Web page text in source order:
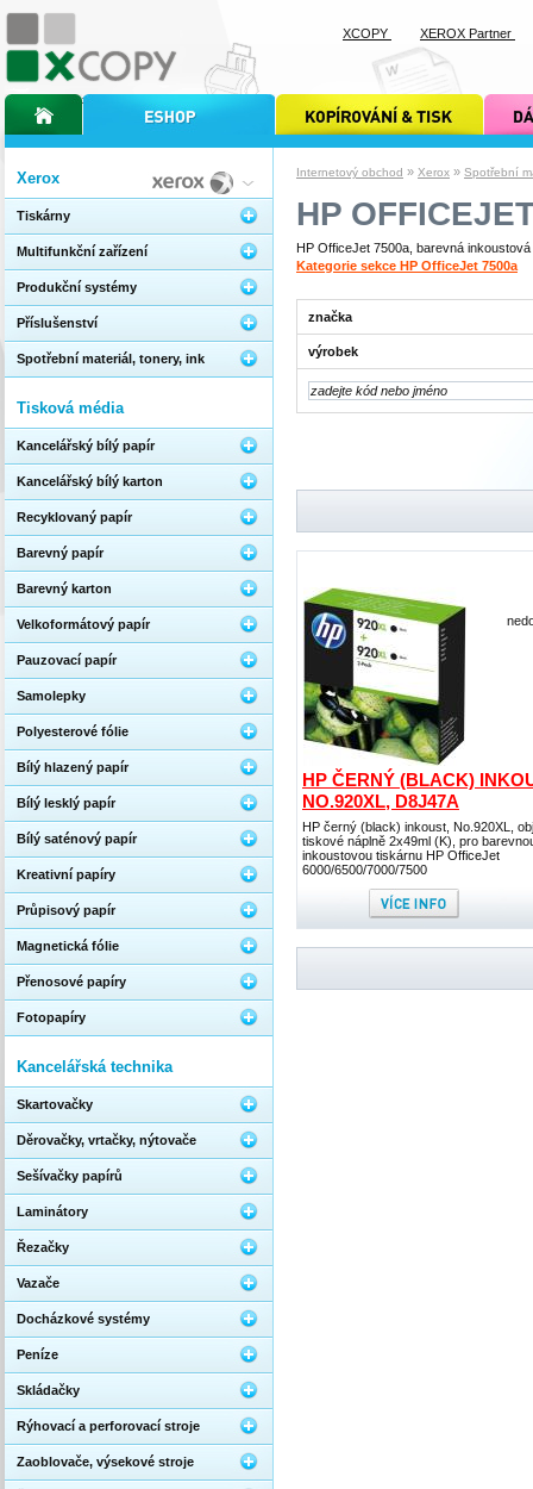
Internetový obchod » Xerox » Spotřební
HP
HP OfficeJet 7500a, barevná
Kategorie sekce HP OfficeJet 7500a
značka
výrobek
HP ČERNÝ (BLACK)
NO.920XL, D8J47A
HP černý (black) inkoust, No.920XL,
tiskové náplně 2x49ml (K), pro
inkoustovou tiskárnu HP OfficeJet
6000/6500/7000/7500
Xerox
Tiskárny
Multifunkční zařízení
Produkční systémy
Příslušenství
Spotřební materiál, tonery, ink
Tisková média
Kancelářský bílý papír
Kancelářský bílý karton
Recyklovaný papír
Barevný papír
Barevný karton
Velkoformátový papír
Pauzovací papír
Samolepky
Polyesterové fólie
Bílý hlazený papír
Bílý lesklý papír
Bílý saténový papír
Kreativní papíry
Průpisový papír
Magnetická fólie
Přenosové papíry
Fotopapíry
Kancelářská technika
Skartovačky
Děrovačky, vrtačky, nýtovače
Sešívačky papírů
Laminátory
Řezačky
Vazače
Docházkové systémy
Peníze
Skládačky
Rýhovací a perforovací stroje
Zaoblovače, výsekové stroje
úvodní stránka xcopyinternetový obchod xcopy kopírování a tisk xcopy dárkové
XCOPY XEROX Partner